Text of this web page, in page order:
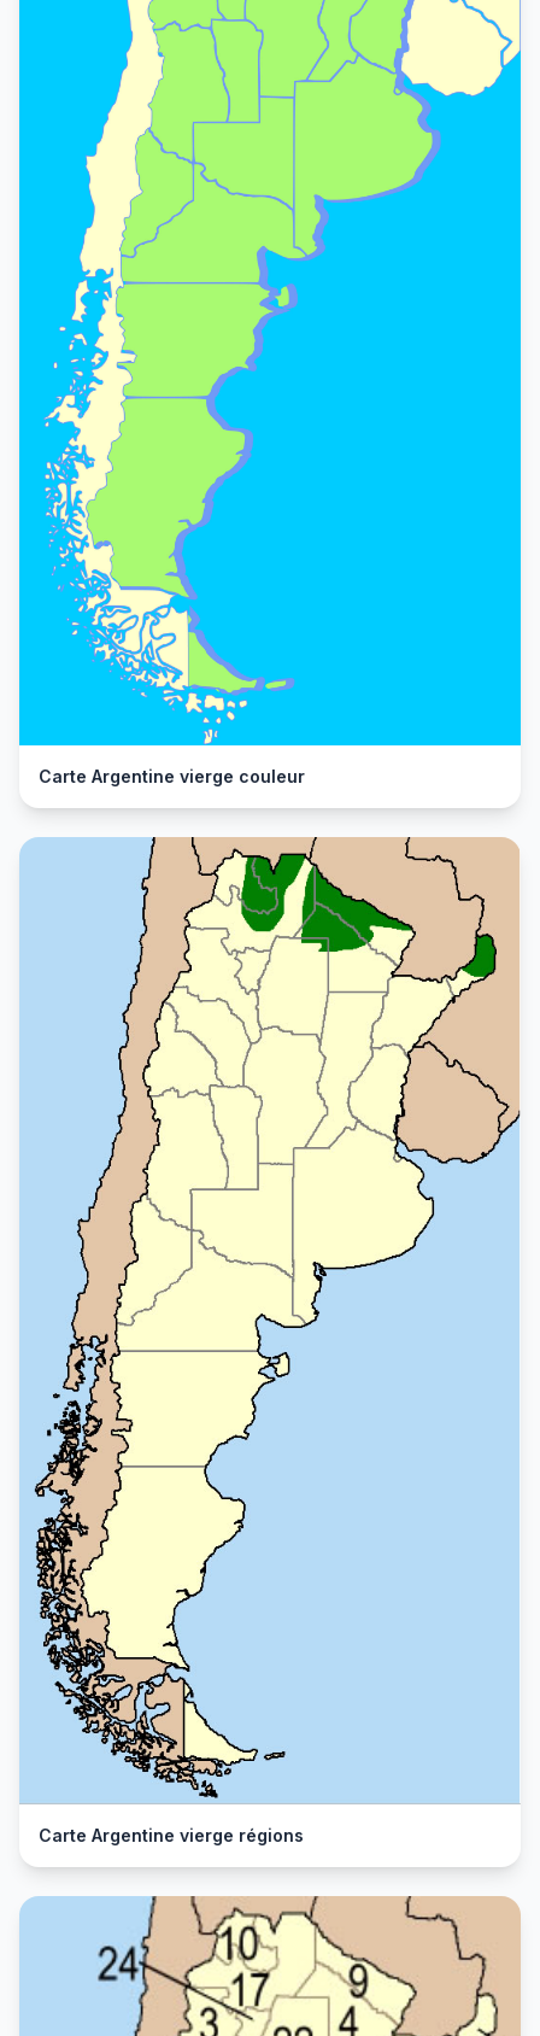
Carte Argentine vierge couleur
Carte Argentine vierge régions